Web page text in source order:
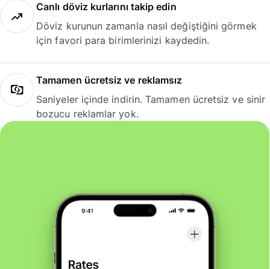
Canlı döviz kurlarını takip edin
Döviz kurunun zamanla nasıl değiştiğini görmek
için favori para birimlerinizi kaydedin.
Tamamen ücretsiz ve reklamsız
Saniyeler içinde indirin. Tamamen ücretsiz ve sinir
bozucu reklamlar yok.